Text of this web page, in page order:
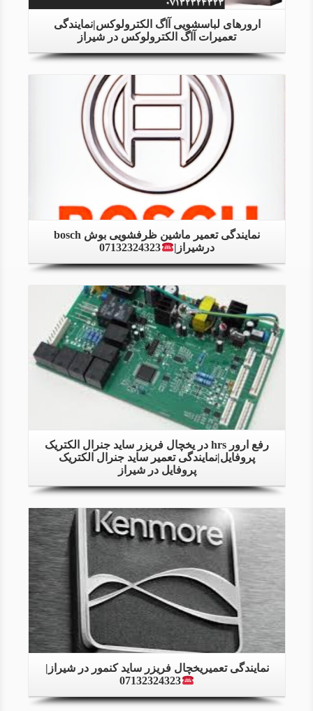
ارورهای لباسشویی آاگ الکترولوکس|نمایندگی
تعمیرات آاگ الکترولوکس در شیراز
نمایندگی تعمیر ماشین ظرفشویی بوش bosch
درشیراز|
07132324323
Details
رفع ارور hrs در یخچال فریزر ساید جنرال الکتریک
پروفایل|نمایندگی تعمیر ساید جنرال الکتریک
پروفایل در شیراز
Details
نمایندگی تعمیریخچال فریزر ساید کنمور در شیراز|
07132324323